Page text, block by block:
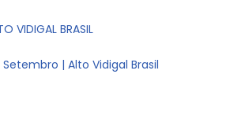
VIDIGAL BRASIL
| Alto Vidigal Brasil